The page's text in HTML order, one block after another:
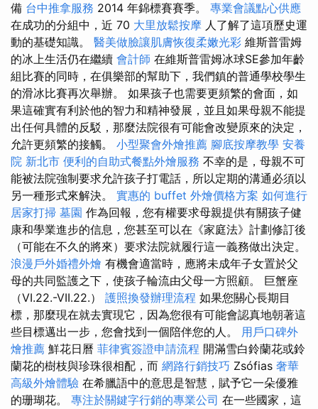
備 台中推拿服務 2014 年錦標賽賽季。 專業會議點心供應
在成功的分組中，近 70 大里放鬆按摩 人了解了這項歷史運
動的基礎知識。 醫美做臉讓肌膚恢復柔嫩光彩 維斯普雷姆
的冰上生活仍在繼續 會計師 在維斯普雷姆冰球SE參加年齡
組比賽的同時，在俱樂部的幫助下，我們鎮的普通學校學生
的滑冰比賽再次舉辦。 如果孩子也需要更頻繁的會面，如
果這確實有利於他的智力和精神發展，並且如果母親不能提
出任何具體的反駁，那麼法院很有可能會改變原來的決定，
允許更頻繁的接觸。 小型聚會外燴推薦 腳底按摩教學 安養
院 新北市 便利的自助式餐點外燴服務 不幸的是，母親不可
能被法院強制要求允許孩子打電話，所以定期的溝通必須以
另一種形式來解決。 實惠的 buffet 外燴價格方案 如何進行
居家打掃 墓園 作為回報，您有權要求母親提供有關孩子健
康和學業進步的信息，您甚至可以在《家庭法》計劃修訂後
（可能在不久的將來）要求法院就履行這一義務做出決定。
浪漫戶外婚禮外燴 有機會適當時，應將未成年子女置於父
母的共同監護之下，使孩子輪流由父母一方照顧。 巨蟹座
（VI.22.-VII.22.） 護照換發辦理流程 如果您關心長期目
標，那麼現在就去實現它，因為您很有可能會認真地朝著這
些目標邁出一步，您會找到一個陪伴您的人。 用戶口碑外
燴推薦 鮮花日曆 菲律賓簽證申請流程 開滿雪白鈴蘭花或鈴
蘭花的樹枝與珍珠很相配，而 網路行銷技巧 Zsófias 奢華
高級外燴體驗 在希臘語中的意思是智慧，賦予它一朵優雅
的珊瑚花。 專注於關鍵字行銷的專業公司 在一些國家，這